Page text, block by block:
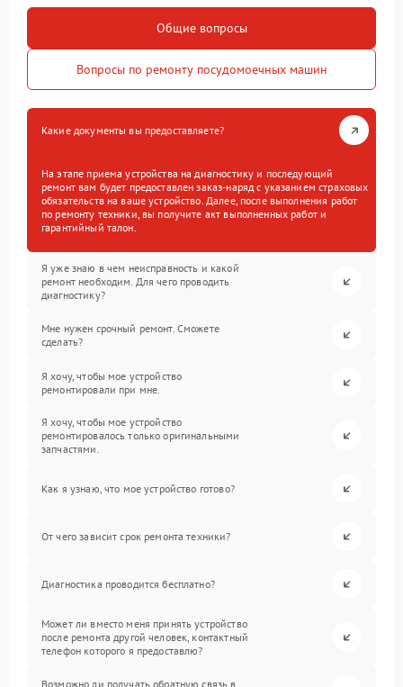
Общие вопросы
Вопросы по ремонту посудомоечных машин
Какие документы вы предоставляете?
На этапе приема устройства на диагностику и последующий
ремонт вам будет предоставлен заказ-наряд с указанием страховых
обязательств на ваше устройство. Далее, после выполнения работ
по ремонту техники, вы получите акт выполненных работ и
гарантийный талон.
Я уже знаю в чем неисправность и какой
ремонт необходим. Для чего проводить
диагностику?
Мне нужен срочный ремонт. Сможете
сделать?
Я хочу, чтобы мое устройство
ремонтировали при мне.
Я хочу, чтобы мое устройство
ремонтировалось только оригинальными
запчастями.
Как я узнаю, что мое устройство готово?
От чего зависит срок ремонта техники?
Диагностика проводится бесплатно?
Может ли вместо меня принять устройство
после ремонта другой человек, контактный
телефон которого я предоставлю?
Возможно ли получать обратную связь в